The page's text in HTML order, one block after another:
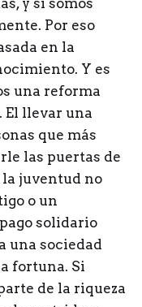
Por eso
en la
Y es
una reforma
llevar una
que más
las puertas de
la juventud no
o un
solidario
una sociedad
fortuna. Si
de la riqueza